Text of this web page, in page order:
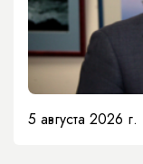
5 августа 2026